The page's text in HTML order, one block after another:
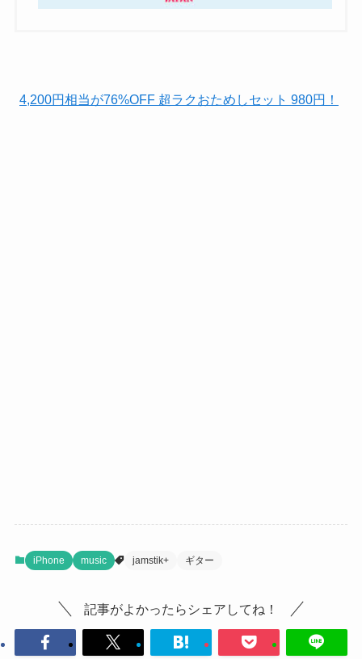
4,200円相当が76%OFF 超ラクおためしセット 980円！
iPhone music jamstik+ ギター
記事がよかったらシェアしてね！